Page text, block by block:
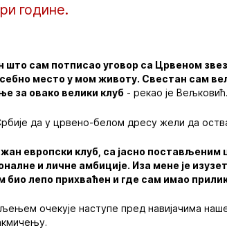
године.
што сам потписао уговор са Црвеном
место у мом животу. Свестан сам
за овако велики клуб - рекао је Вељковић.
да у црвено-белом дресу жели да
европски клуб, са јасно
и личне амбиције. Иза мене је
био лепо прихваћен и где сам имао
очекује наступе пред навијачима